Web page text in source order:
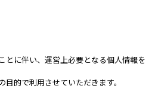
とに伴い、運営上必要となる個人情報を
的で利用させていただきます。